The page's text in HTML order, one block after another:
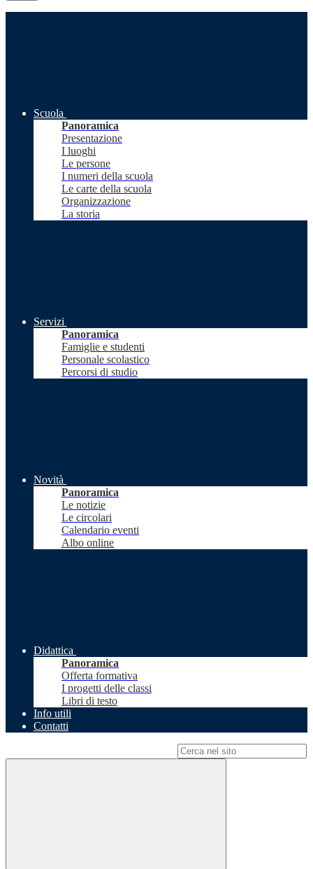
Scuola
Panoramica
Presentazione
I luoghi
Le persone
I numeri della scuola
Le carte della scuola
Organizzazione
La storia
Servizi
Panoramica
Famiglie e studenti
Personale scolastico
Percorsi di studio
Novità
Panoramica
Le notizie
Le circolari
Calendario eventi
Albo online
Didattica
Panoramica
Offerta formativa
I progetti delle classi
Libri di testo
Info utili
Contatti